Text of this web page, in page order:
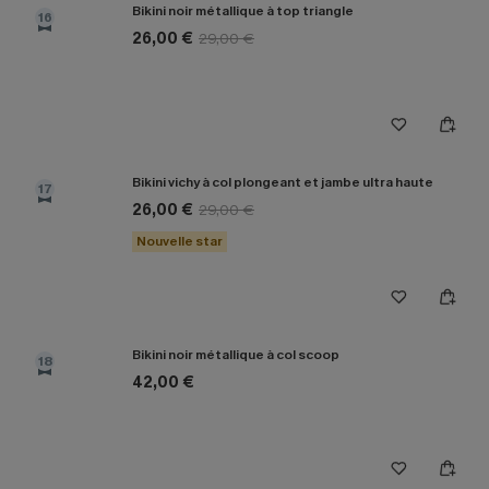
16 Bikini noir métallique à top triangle
26,00 € 29,00 €
17 Bikini vichy à col plongeant et jambe ultra haute
26,00 € 29,00 €
Nouvelle star
18 Bikini noir métallique à col scoop
42,00 €